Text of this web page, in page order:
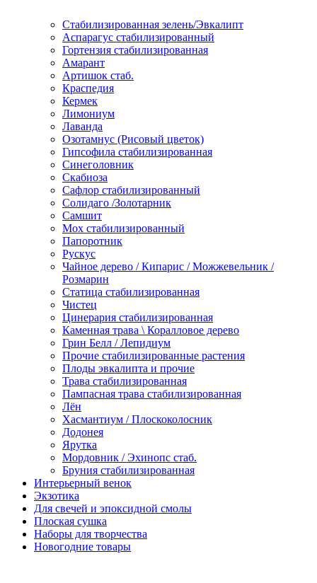
Стабилизированная зелень/Эвкалипт
Аспарагус стабилизированный
Гортензия стабилизированная
Амарант
Артишок стаб.
Краспедия
Кермек
Лимониум
Лаванда
Озотамнус (Рисовый цветок)
Гипсофила стабилизированная
Синеголовник
Скабиоза
Сафлор стабилизированный
Солидаго /Золотарник
Самшит
Мох стабилизированный
Папоротник
Рускус
Чайное дерево / Кипарис / Можжевельник /
Розмарин
Статица стабилизированная
Чистец
Цинерария стабилизированная
Каменная трава \ Коралловое дерево
Грин Белл / Лепидиум
Прочие стабилизированные растения
Плоды эвкалипта и прочие
Трава стабилизированная
Пампасная трава стабилизированная
Лён
Хасмантиум / Плоскоколосник
Додонея
Ярутка
Мордовник / Эхинопс стаб.
Бруния стабилизированная
Интерьерный венок
Экзотика
Для свечей и эпоксидной смолы
Плоская сушка
Наборы для творчества
Новогодние товары